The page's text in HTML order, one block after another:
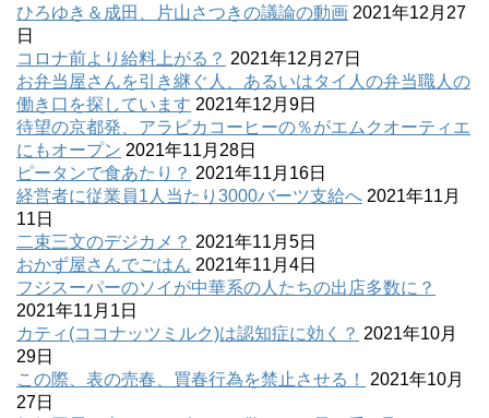
ひろゆき＆成田、片山さつきの議論の動画 2021年12月27
日
コロナ前より給料上がる？ 2021年12月27日
お弁当屋さんを引き継ぐ人、あるいはタイ人の弁当職人の
働き口を探しています 2021年12月9日
待望の京都発、アラビカコーヒーの％がエムクオーティエ
にもオープン 2021年11月28日
ピータンで食あたり？ 2021年11月16日
経営者に従業員1人当たり3000バーツ支給へ 2021年11月
11日
二束三文のデジカメ？ 2021年11月5日
おかず屋さんでごはん 2021年11月4日
フジスーパーのソイが中華系の人たちの出店多数に？
2021年11月1日
カティ(ココナッツミルク)は認知症に効く？ 2021年10月
29日
この際、表の売春、買春行為を禁止させる！
2021年10月
27日